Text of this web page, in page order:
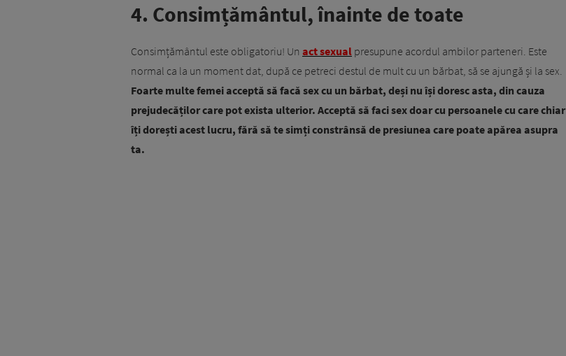
4. Consimțământul, înainte de toate
Consimțământul este obligatoriu! Un act sexual presupune acordul ambilor parteneri. Este
normal ca la un moment dat, după ce petreci destul de mult cu un bărbat, să se ajungă și la sex.
Foarte multe femei acceptă să facă sex cu un bărbat, deși nu își doresc asta, din cauza
prejudecăților care pot exista ulterior. Acceptă să faci sex doar cu persoanele cu care chiar
îți dorești acest lucru, fără să te simți constrânsă de presiunea care poate apărea asupra
ta.